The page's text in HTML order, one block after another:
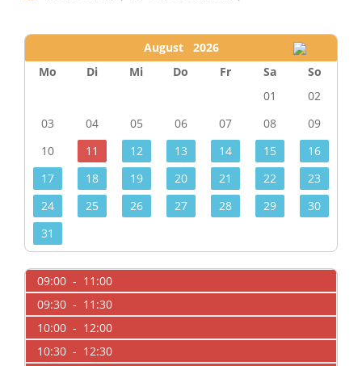
August 2026
Mo
Di Mi Do Fr Sa
So
01
02
03
04 05 06 07 08
09
10
11 12 13 14 15
16
17
18 19 20 21 22
23
24
25 26 27 28 29
30
31
09:00 - 11:00
09:30 - 11:30
10:00 - 12:00
10:30 - 12:30